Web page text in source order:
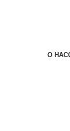
О НАС